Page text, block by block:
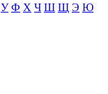
У Ф Х Ч Ш Щ Э Ю